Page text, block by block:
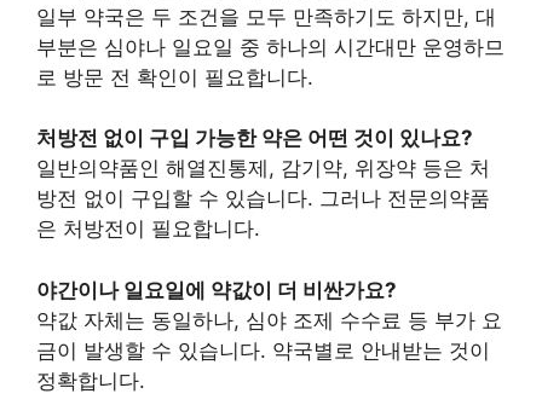
일부 약국은 두 조건을 모두 만족하기도 하지만, 대
부분은 심야나 일요일 중 하나의 시간대만 운영하므
로 방문 전 확인이 필요합니다.
처방전 없이 구입 가능한 약은 어떤 것이 있나요?
일반의약품인 해열진통제, 감기약, 위장약 등은 처
방전 없이 구입할 수 있습니다. 그러나 전문의약품
은 처방전이 필요합니다.
야간이나 일요일에 약값이 더 비싼가요?
약값 자체는 동일하나, 심야 조제 수수료 등 부가 요
금이 발생할 수 있습니다. 약국별로 안내받는 것이
정확합니다.